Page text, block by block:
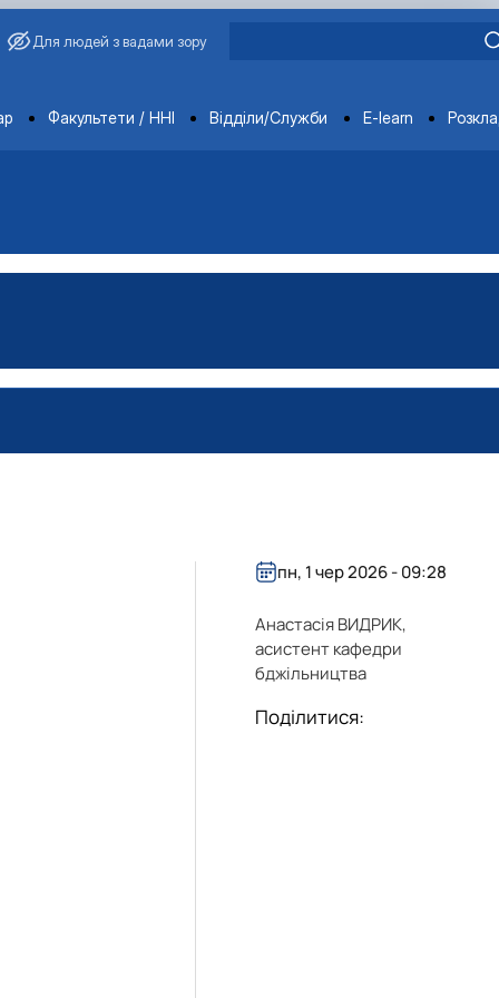
Для людей з вадами зору
Факультети / ННІ Відділи/Служби E-learn
пн, 1 чер 2026 - 09:28
Анастасія ВИДРИК,
асистент кафедри
бджільництва
Поділитися: